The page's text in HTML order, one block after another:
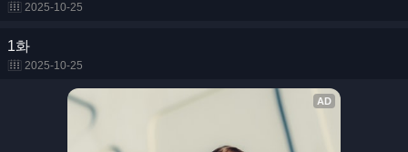
2025-10-25
1화
2025-10-25